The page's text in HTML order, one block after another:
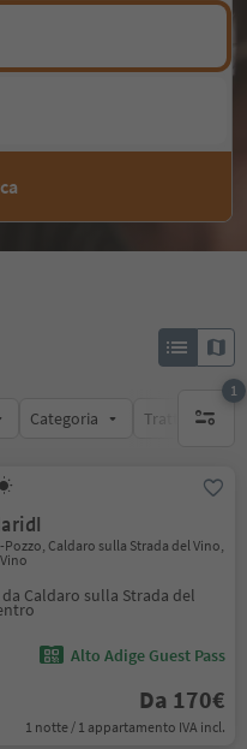
Categoria Trattamento
1
1 filtro
Caldaro sulla Strada del Vino,
da Caldaro sulla Strada del
Alto Adige Guest Pass
Da 170€
1 notte / 1 appartamento IVA incl.